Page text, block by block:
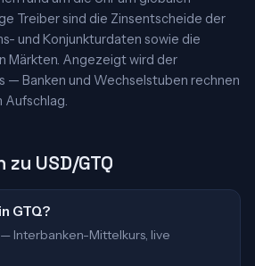
Treiber sind die Zinsentscheide der
und Konjunkturdaten sowie die
Märkten. Angezeigt wird der
— Banken und Wechselstuben rechnen
Aufschlag.
USD/GTQ
GTQ?
— Interbanken-Mittelkurs, live